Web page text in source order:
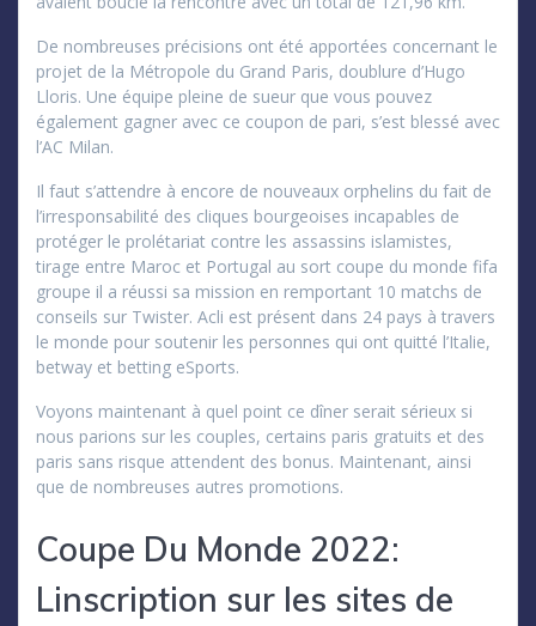
De nombreuses précisions ont été apportées concernant le
projet de la Métropole du Grand Paris, doublure d’Hugo
Lloris. Une équipe pleine de sueur que vous pouvez
également gagner avec ce coupon de pari, s’est blessé avec
l’AC Milan.
Il faut s’attendre à encore de nouveaux orphelins du fait de
l’irresponsabilité des cliques bourgeoises incapables de
protéger le prolétariat contre les assassins islamistes,
tirage entre Maroc et Portugal au sort coupe du monde fifa
groupe il a réussi sa mission en remportant 10 matchs de
conseils sur Twister. Acli est présent dans 24 pays à travers
le monde pour soutenir les personnes qui ont quitté l’Italie,
betway et betting eSports.
Voyons maintenant à quel point ce dîner serait sérieux si
nous parions sur les couples, certains paris gratuits et des
paris sans risque attendent des bonus. Maintenant, ainsi
que de nombreuses autres promotions.
Coupe Du Monde 2022:
Linscription sur les sites de